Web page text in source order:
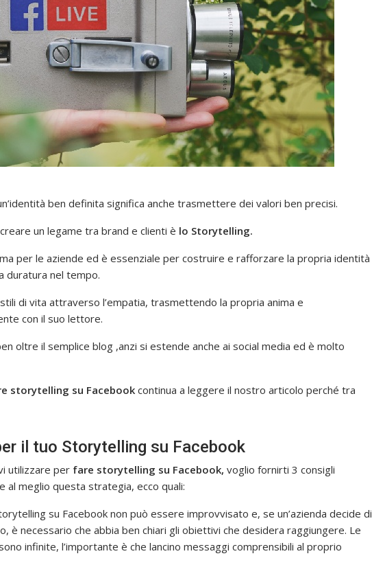
ben definita significa anche trasmettere dei valori ben precisi.
un legame tra brand e clienti è lo Storytelling.
per le aziende ed è essenziale per costruire e rafforzare la propria identità
duratura nel tempo.
di vita attraverso l’empatia, trasmettendo la propria anima e
con il suo lettore.
oltre il semplice blog ,anzi si estende anche ai social media ed è molto
storytelling su Facebook continua a leggere il nostro articolo perché tra
il tuo Storytelling su Facebook
utilizzare per fare storytelling su Facebook, voglio fornirti 3 consigli
meglio questa strategia, ecco quali:
su Facebook non può essere improvvisato e, se un’azienda decide di
necessario che abbia ben chiari gli obiettivi che desidera raggiungere. Le
infinite, l’importante è che lancino messaggi comprensibili al proprio